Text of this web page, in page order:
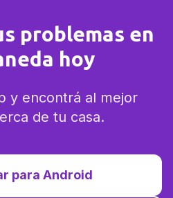
problemas en
hoy
y encontrá al mejor
de tu casa.
para Android